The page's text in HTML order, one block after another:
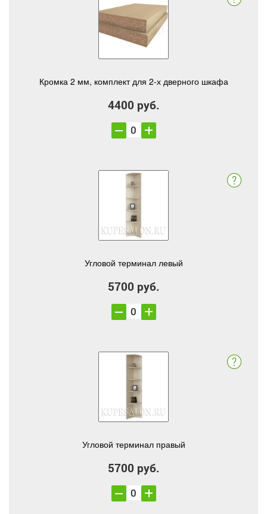
Кромка 2 мм, комплект для 2-х дверного шкафа
4400 руб.
Угловой терминал левый
5700 руб.
Угловой терминал правый
5700 руб.